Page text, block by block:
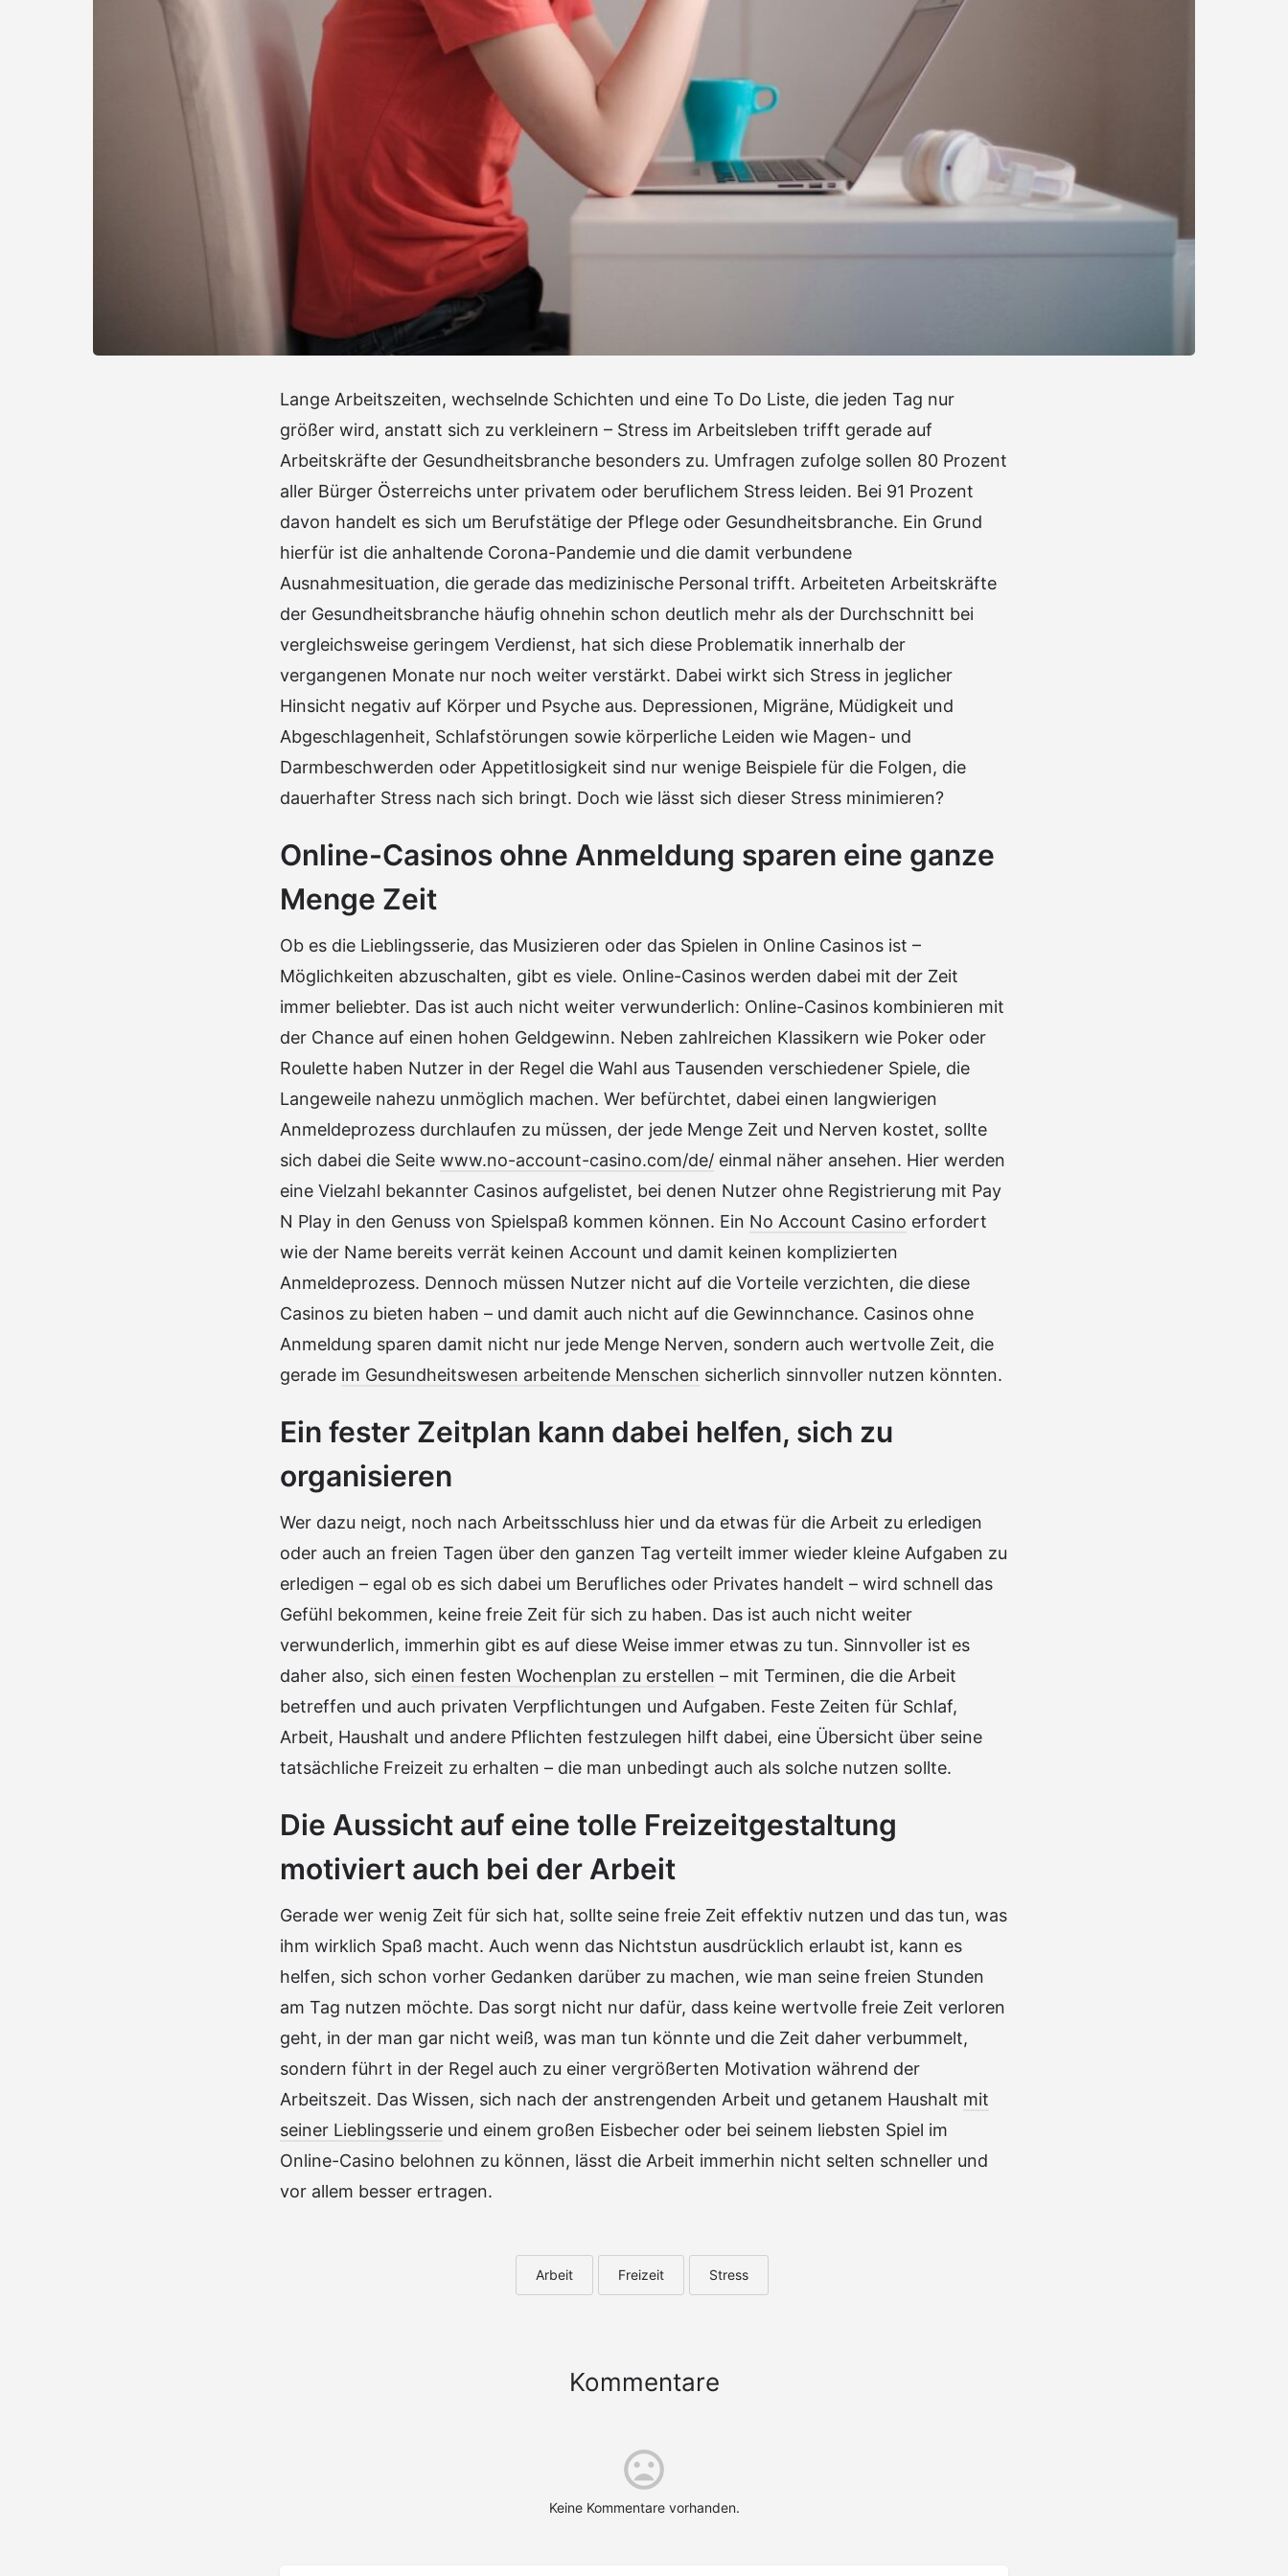
Lange Arbeitszeiten, wechselnde Schichten und eine To Do Liste, die jeden Tag nur
größer wird, anstatt sich zu verkleinern – Stress im Arbeitsleben trifft gerade auf
Arbeitskräfte der Gesundheitsbranche besonders zu. Umfragen zufolge sollen 80 Prozent
aller Bürger Österreichs unter privatem oder beruflichem Stress leiden. Bei 91 Prozent
davon handelt es sich um Berufstätige der Pflege oder Gesundheitsbranche. Ein Grund
hierfür ist die anhaltende Corona-Pandemie und die damit verbundene
Ausnahmesituation, die gerade das medizinische Personal trifft. Arbeiteten Arbeitskräfte
der Gesundheitsbranche häufig ohnehin schon deutlich mehr als der Durchschnitt bei
vergleichsweise geringem Verdienst, hat sich diese Problematik innerhalb der
vergangenen Monate nur noch weiter verstärkt. Dabei wirkt sich Stress in jeglicher
Hinsicht negativ auf Körper und Psyche aus. Depressionen, Migräne, Müdigkeit und
Abgeschlagenheit, Schlafstörungen sowie körperliche Leiden wie Magen- und
Darmbeschwerden oder Appetitlosigkeit sind nur wenige Beispiele für die Folgen, die
dauerhafter Stress nach sich bringt. Doch wie lässt sich dieser Stress minimieren?
Online-Casinos ohne Anmeldung sparen eine ganze
Menge Zeit
Ob es die Lieblingsserie, das Musizieren oder das Spielen in Online Casinos ist –
Möglichkeiten abzuschalten, gibt es viele. Online-Casinos werden dabei mit der Zeit
immer beliebter. Das ist auch nicht weiter verwunderlich: Online-Casinos kombinieren mit
der Chance auf einen hohen Geldgewinn. Neben zahlreichen Klassikern wie Poker oder
Roulette haben Nutzer in der Regel die Wahl aus Tausenden verschiedener Spiele, die
Langeweile nahezu unmöglich machen. Wer befürchtet, dabei einen langwierigen
Anmeldeprozess durchlaufen zu müssen, der jede Menge Zeit und Nerven kostet, sollte
sich dabei die Seite www.no-account-casino.com/de/ einmal näher ansehen. Hier werden
eine Vielzahl bekannter Casinos aufgelistet, bei denen Nutzer ohne Registrierung mit Pay
N Play in den Genuss von Spielspaß kommen können. Ein No Account Casino erfordert
wie der Name bereits verrät keinen Account und damit keinen komplizierten
Anmeldeprozess. Dennoch müssen Nutzer nicht auf die Vorteile verzichten, die diese
Casinos zu bieten haben – und damit auch nicht auf die Gewinnchance. Casinos ohne
Anmeldung sparen damit nicht nur jede Menge Nerven, sondern auch wertvolle Zeit, die
gerade im Gesundheitswesen arbeitende Menschen sicherlich sinnvoller nutzen könnten.
Ein fester Zeitplan kann dabei helfen, sich zu
organisieren
Wer dazu neigt, noch nach Arbeitsschluss hier und da etwas für die Arbeit zu erledigen
oder auch an freien Tagen über den ganzen Tag verteilt immer wieder kleine Aufgaben zu
erledigen – egal ob es sich dabei um Berufliches oder Privates handelt – wird schnell das
Gefühl bekommen, keine freie Zeit für sich zu haben. Das ist auch nicht weiter
verwunderlich, immerhin gibt es auf diese Weise immer etwas zu tun. Sinnvoller ist es
daher also, sich einen festen Wochenplan zu erstellen – mit Terminen, die die Arbeit
betreffen und auch privaten Verpflichtungen und Aufgaben. Feste Zeiten für Schlaf,
Arbeit, Haushalt und andere Pflichten festzulegen hilft dabei, eine Übersicht über seine
tatsächliche Freizeit zu erhalten – die man unbedingt auch als solche nutzen sollte.
Die Aussicht auf eine tolle Freizeitgestaltung
motiviert auch bei der Arbeit
Gerade wer wenig Zeit für sich hat, sollte seine freie Zeit effektiv nutzen und das tun, was
ihm wirklich Spaß macht. Auch wenn das Nichtstun ausdrücklich erlaubt ist, kann es
helfen, sich schon vorher Gedanken darüber zu machen, wie man seine freien Stunden
am Tag nutzen möchte. Das sorgt nicht nur dafür, dass keine wertvolle freie Zeit verloren
geht, in der man gar nicht weiß, was man tun könnte und die Zeit daher verbummelt,
sondern führt in der Regel auch zu einer vergrößerten Motivation während der
Arbeitszeit. Das Wissen, sich nach der anstrengenden Arbeit und getanem Haushalt mit
seiner Lieblingsserie und einem großen Eisbecher oder bei seinem liebsten Spiel im
Online-Casino belohnen zu können, lässt die Arbeit immerhin nicht selten schneller und
vor allem besser ertragen.
Arbeit Freizeit Stress
Kommentare
Keine Kommentare vorhanden.